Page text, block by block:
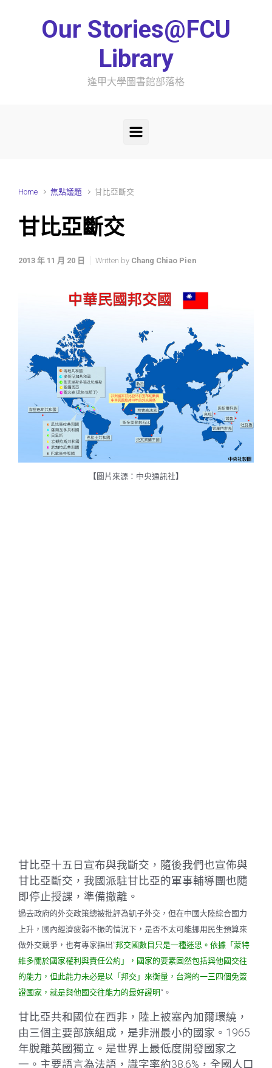
Our Stories@FCU
Library
逢甲大學圖書館部落格
Home 焦點議題 甘比亞斷交
甘比亞斷交
2013 年 11 月 20 日 Written by Chang Chiao Pien
【圖片來源：中央通訊社】
甘比亞十五日宣布與我斷交，隨後我們也宣佈與
甘比亞斷交，我國派駐甘比亞的軍事輔導團也隨
即停止授課，準備撤離。
過去政府的外交政策總被批評為凱子外交，但在中國大陸綜合國力
上升，國內經濟疲弱不振的情況下，是否不太可能挪用民生預算來
做外交競爭，也有專家指出”邦交國數目只是一種迷思。依據「蒙特
維多關於國家權利與責任公約」
，國家的要素固然包括與他國交往
的能力，但此能力未必是以「邦交」來衡量，台灣的一三四個免簽
證國家，就是與他國交往能力的最好證明“。
甘比亞共和國位在西非，陸上被塞內加爾環繞，
由三個主要部族組成，是非洲最小的國家。1965
年脫離英國獨立。是世界上最低度開發國家之
一。主要語言為法語，識字率約38.6%，全國人口